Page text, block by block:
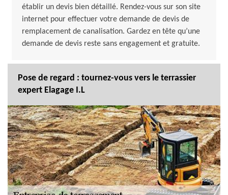
établir un devis bien détaillé. Rendez-vous sur son site
internet pour effectuer votre demande de devis de
remplacement de canalisation. Gardez en tête qu’une
demande de devis reste sans engagement et gratuite.
Pose de regard : tournez-vous vers le terrassier
expert Elagage I.L